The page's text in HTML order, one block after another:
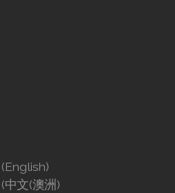
中文(澳洲)